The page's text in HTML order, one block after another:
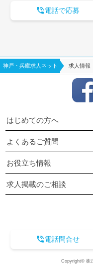
電話で応募
神戸・兵庫求人ネット 求人情報
はじめての方へ
よくあるご質問
お役立ち情報
求人掲載のご相談
電話問合せ
Copyright© 株